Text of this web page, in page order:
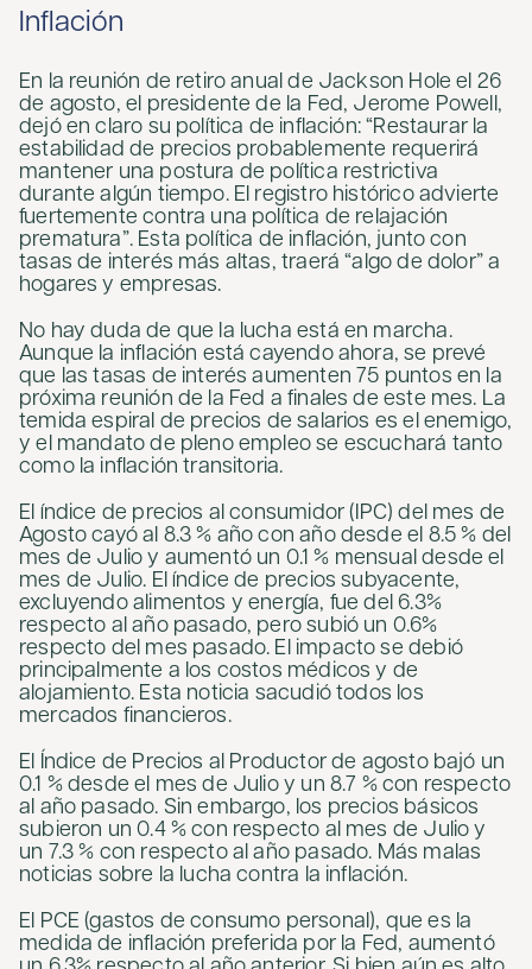
Inflación
En la reunión de retiro anual de Jackson Hole el 26
de agosto, el presidente de la Fed, Jerome Powell,
dejó en claro su política de inflación: “Restaurar la
estabilidad de precios probablemente requerirá
mantener una postura de política restrictiva
durante algún tiempo. El registro histórico advierte
fuertemente contra una política de relajación
prematura”. Esta política de inflación, junto con
tasas de interés más altas, traerá “algo de dolor” a
hogares y empresas.
No hay duda de que la lucha está en marcha.
Aunque la inflación está cayendo ahora, se prevé
que las tasas de interés aumenten 75 puntos en la
próxima reunión de la Fed a finales de este mes. La
temida espiral de precios de salarios es el enemigo,
y el mandato de pleno empleo se escuchará tanto
como la inflación transitoria.
El índice de precios al consumidor (IPC) del mes de
Agosto cayó al 8.3 % año con año desde el 8.5 % del
mes de Julio y aumentó un 0.1 % mensual desde el
mes de Julio. El índice de precios subyacente,
excluyendo alimentos y energía, fue del 6.3%
respecto al año pasado, pero subió un 0.6%
respecto del mes pasado. El impacto se debió
principalmente a los costos médicos y de
alojamiento. Esta noticia sacudió todos los
mercados financieros.
El Índice de Precios al Productor de agosto bajó un
0.1 % desde el mes de Julio y un 8.7 % con respecto
al año pasado. Sin embargo, los precios básicos
subieron un 0.4 % con respecto al mes de Julio y
un 7.3 % con respecto al año pasado. Más malas
noticias sobre la lucha contra la inflación.
El PCE (gastos de consumo personal), que es la
medida de inflación preferida por la Fed, aumentó